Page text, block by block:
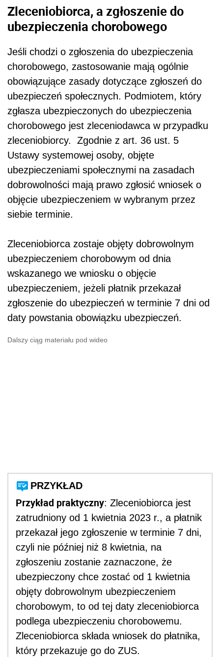
Zleceniobiorca, a zgłoszenie do
ubezpieczenia chorobowego
Jeśli chodzi o zgłoszenia do ubezpieczenia
chorobowego, zastosowanie mają ogólnie
obowiązujące zasady dotyczące zgłoszeń do
ubezpieczeń społecznych. Podmiotem, który
zgłasza ubezpieczonych do ubezpieczenia
chorobowego jest zleceniodawca w przypadku
zleceniobiorcy. Zgodnie z art. 36 ust. 5
Ustawy systemowej osoby, objęte
ubezpieczeniami społecznymi na zasadach
dobrowolności mają prawo zgłosić wniosek o
objęcie ubezpieczeniem w wybranym przez
siebie terminie.
Zleceniobiorca zostaje objęty dobrowolnym
ubezpieczeniem chorobowym od dnia
wskazanego we wniosku o objęcie
ubezpieczeniem, jeżeli płatnik przekazał
zgłoszenie do ubezpieczeń w terminie 7 dni od
daty powstania obowiązku ubezpieczeń.
Dalszy ciąg materiału pod wideo
PRZYKŁAD
Przykład praktyczny: Zleceniobiorca jest
zatrudniony od 1 kwietnia 2023 r., a płatnik
przekazał jego zgłoszenie w terminie 7 dni,
czyli nie później niż 8 kwietnia, na
zgłoszeniu zostanie zaznaczone, że
ubezpieczony chce zostać od 1 kwietnia
objęty dobrowolnym ubezpieczeniem
chorobowym, to od tej daty zleceniobiorca
podlega ubezpieczeniu chorobowemu.
Zleceniobiorca składa wniosek do płatnika,
który przekazuje go do ZUS.